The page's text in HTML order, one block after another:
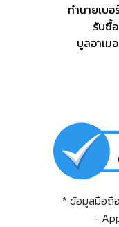
ทำนายเบ
รับซื้
บูลอาเม
* ข้อมูลมือถื
-